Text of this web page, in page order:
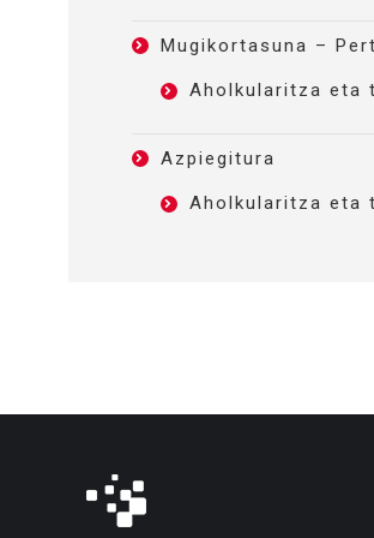
Mugikortasuna –
Aholkularitza eta
Azpiegitura
Aholkularitza eta